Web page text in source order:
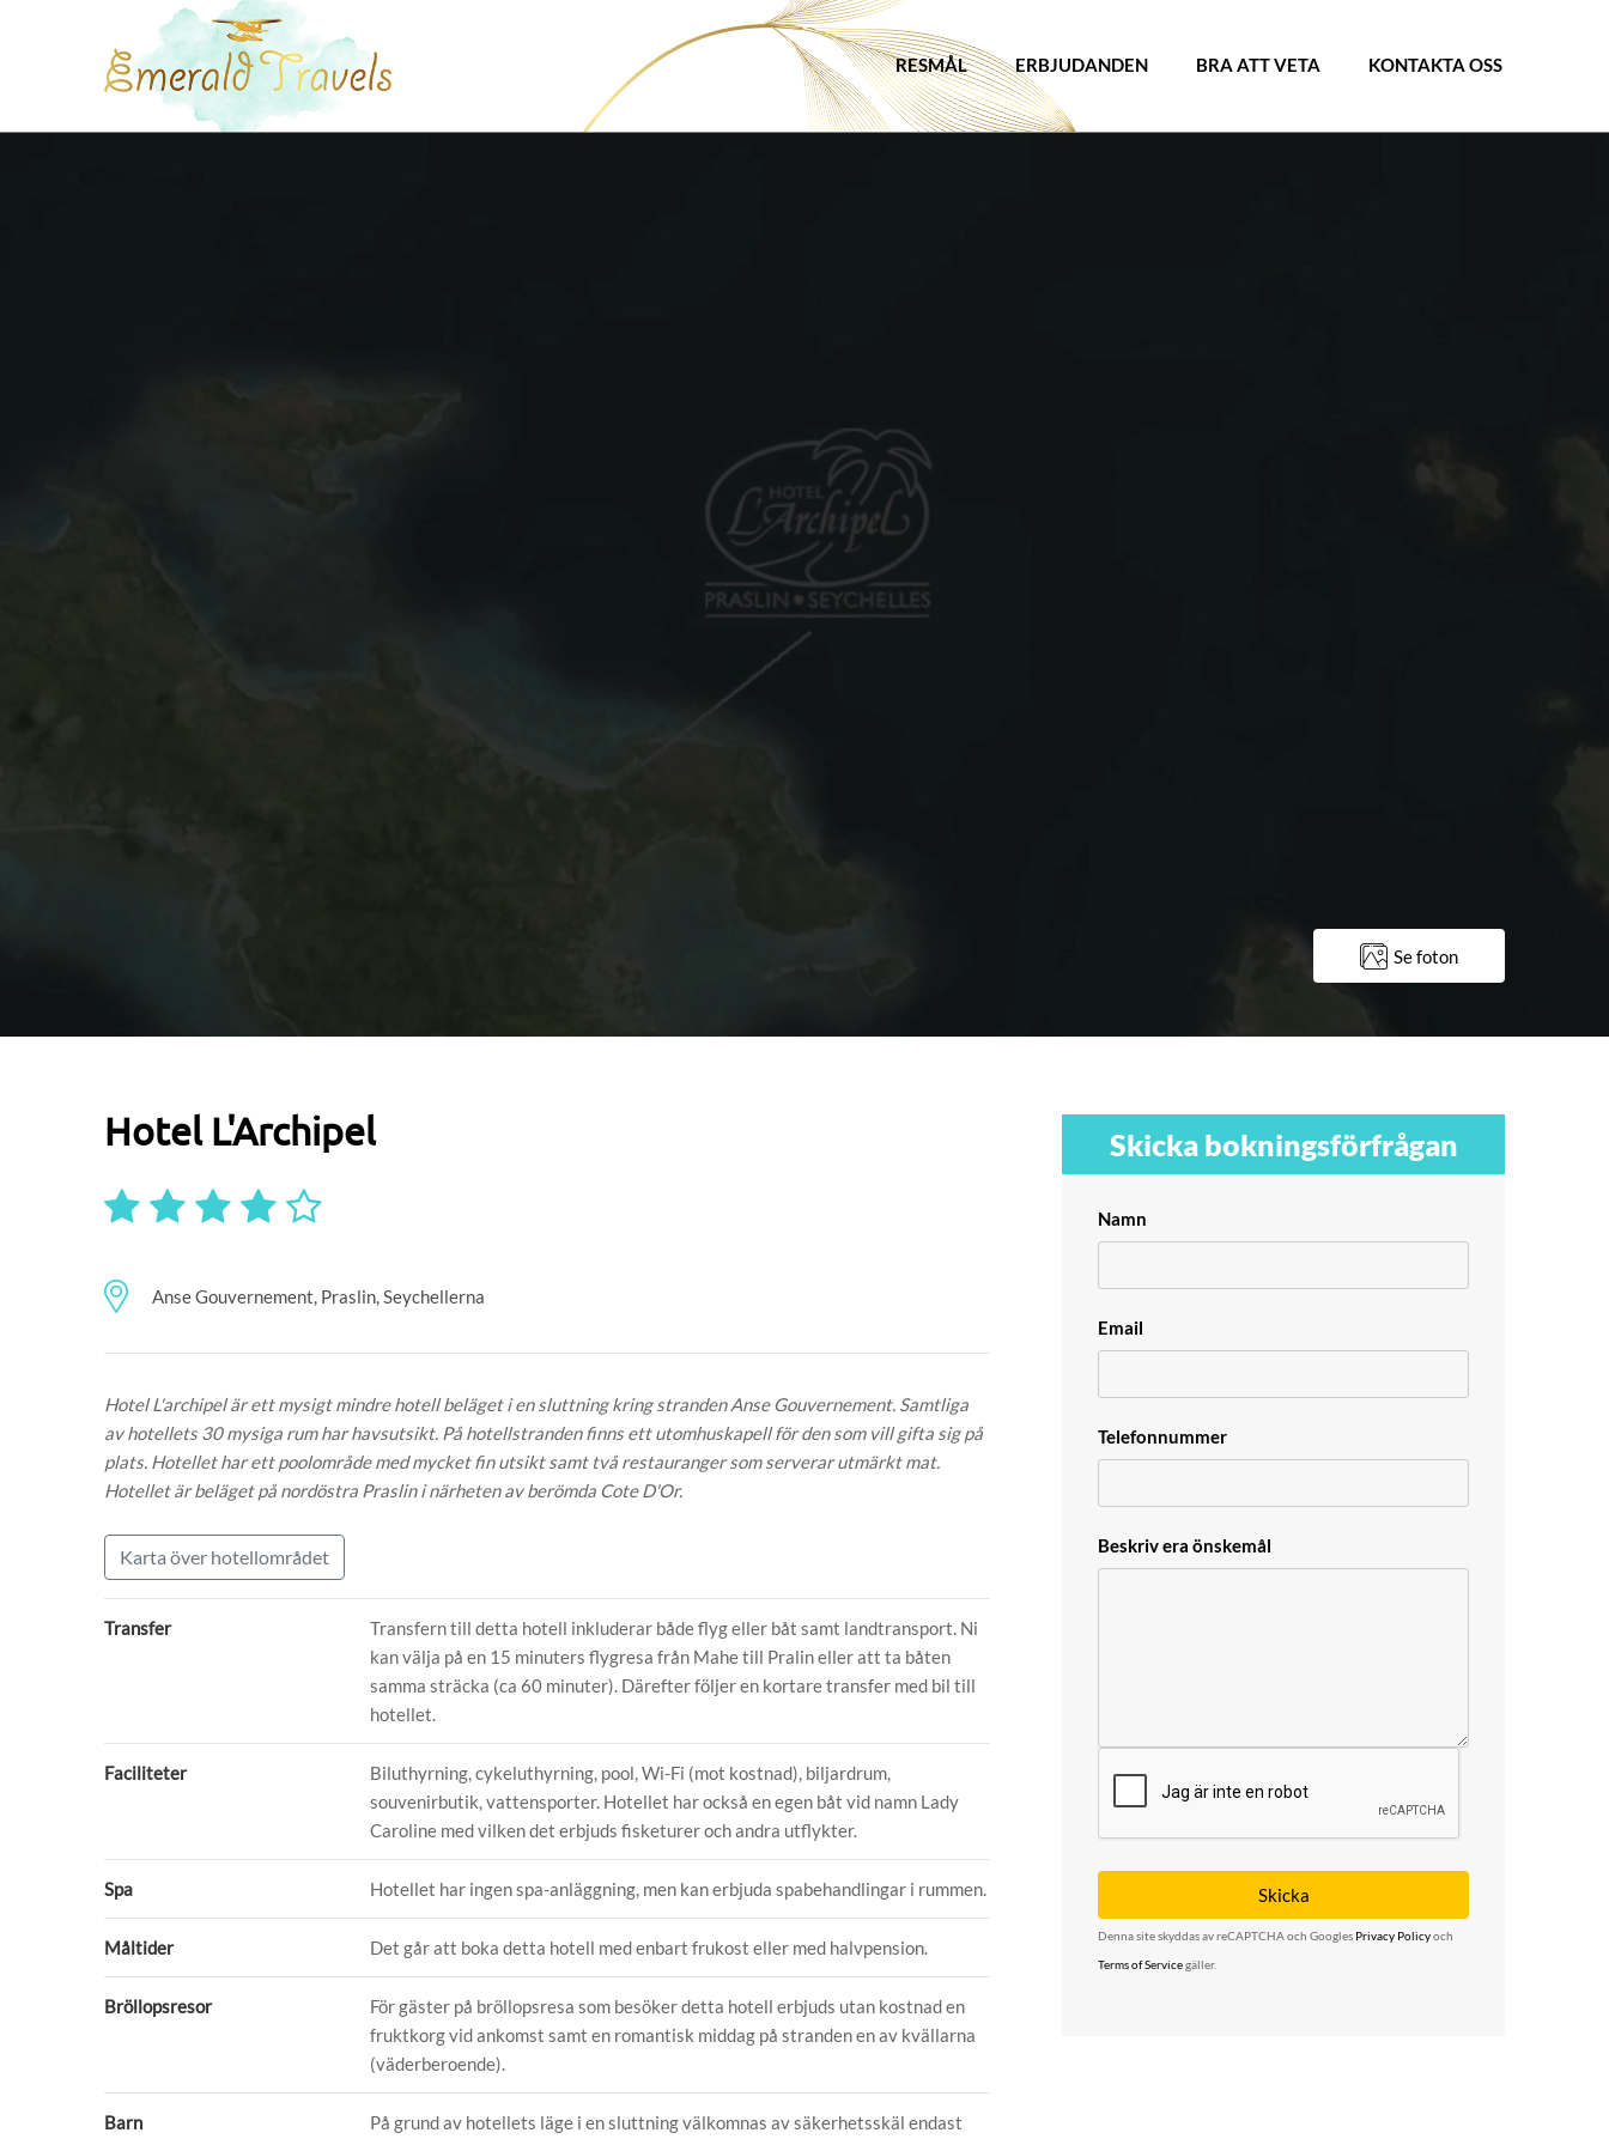
RESMÅL ERBJUDANDEN BRA ATT VETA KONTAKTA OSS
Se foton
Hotel L'Archipel
Anse Gouvernement, Praslin, Seychellerna
Hotel L'archipel är ett mysigt mindre hotell beläget i en sluttning kring stranden Anse Gouvernement. Samtliga
av hotellets 30 mysiga rum har havsutsikt. På hotellstranden finns ett utomhuskapell för den som vill gifta sig på
plats. Hotellet har ett poolområde med mycket fin utsikt samt två restauranger som serverar utmärkt mat.
Hotellet är beläget på nordöstra Praslin i närheten av berömda Cote D'Or.
Karta över hotellområdet
Transfer
Transfern till detta hotell inkluderar både flyg eller båt samt landtransport. Ni
kan välja på en 15 minuters flygresa från Mahe till Pralin eller att ta båten
samma sträcka (ca 60 minuter). Därefter följer en kortare transfer med bil till
hotellet.
Faciliteter
Biluthyrning, cykeluthyrning, pool, Wi-Fi (mot kostnad), biljardrum,
souvenirbutik, vattensporter. Hotellet har också en egen båt vid namn Lady
Caroline med vilken det erbjuds fisketurer och andra utflykter.
Spa Hotellet har ingen spa-anläggning, men kan erbjuda spabehandlingar i rummen.
Måltider Det går att boka detta hotell med enbart frukost eller med halvpension.
Bröllopsresor
För gäster på bröllopsresa som besöker detta hotell erbjuds utan kostnad en
fruktkorg vid ankomst samt en romantisk middag på stranden en av kvällarna
(väderberoende).
Barn
På grund av hotellets läge i en sluttning välkomnas av säkerhetsskäl endast
Skicka bokningsförfrågan
Namn
Email
Telefonnummer
Beskriv era önskemål
Denna site skyddas av reCAPTCHA och Googles Privacy Policyoch
Terms of Servicegäller.